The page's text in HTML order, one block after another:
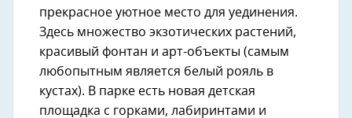
прекрасное уютное место для уединения.
Здесь множество экзотических растений,
красивый фонтан и арт-объекты (самым
любопытным является белый рояль в
кустах). В парке есть новая детская
площадка с горками, лабиринтами и